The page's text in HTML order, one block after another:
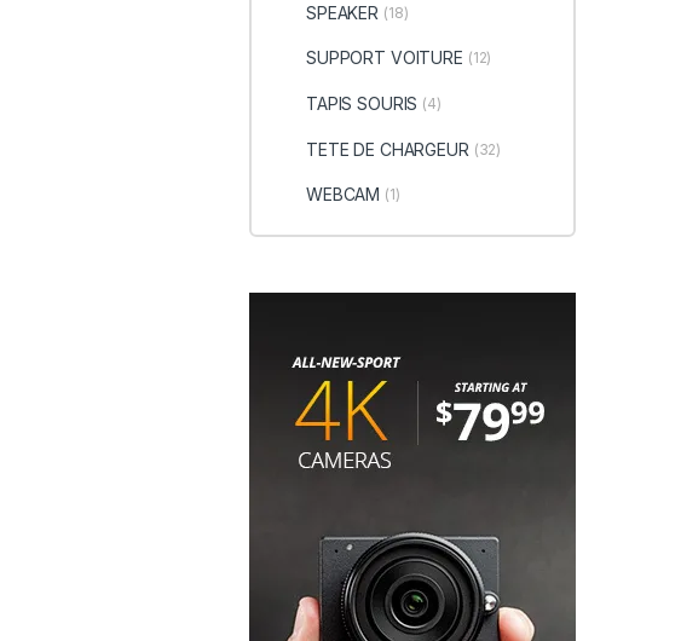
SPEAKER (18)
SUPPORT VOITURE (12)
TAPIS SOURIS (4)
TETE DE CHARGEUR (32)
WEBCAM (1)